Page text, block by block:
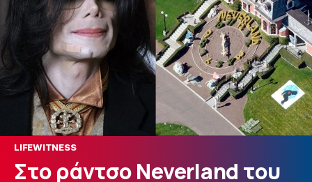
LIFEWITNESS
Στο ράντσο Neverland του